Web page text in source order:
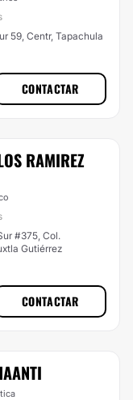
59, Centr, Tapachula
CONTACTAR
RAMIREZ
#375, Col.
Gutiérrez
CONTACTAR